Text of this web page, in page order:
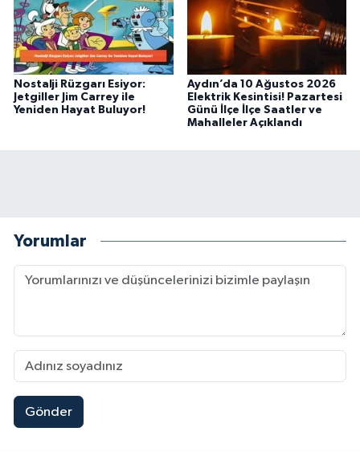
Nostalji Rüzgarı Esiyor:
Jetgiller Jim Carrey ile
Yeniden Hayat Buluyor!
Aydın’da 10 Ağustos 2026
Elektrik Kesintisi! Pazartesi
Günü İlçe İlçe Saatler ve
Mahalleler Açıklandı
Yorumlar
Gönder